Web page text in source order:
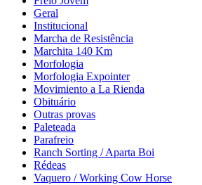
Geral
Institucional
Marcha de Resistência
Marchita 140 Km
Morfologia
Morfologia Expointer
Movimiento a La Rienda
Obituário
Outras provas
Paleteada
Parafreio
Ranch Sorting / Aparta Boi
Rédeas
Vaquero / Working Cow Horse